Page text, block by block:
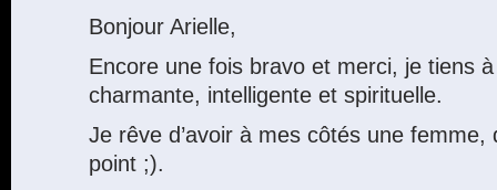
Bonjour Arielle,
Encore une fois bravo et merci, je tiens
charmante, intelligente et spirituelle.
Je rêve d’avoir à mes côtés une
point ;).